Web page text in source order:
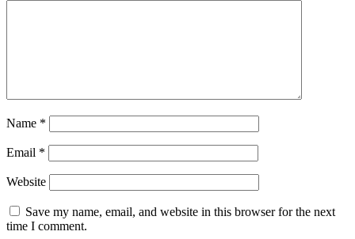
Name *
Email *
Website
Save my name, email, and website in this browser for the next
time I comment.